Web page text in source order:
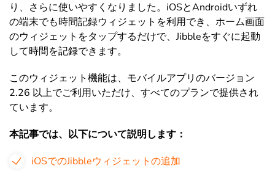
り、さらに使いやすくなりました。iOSとAndroidいずれ
の端末でも時間記録ウィジェットを利用でき、ホーム画面
のウィジェットをタップするだけで、Jibbleをすぐに起動
して時間を記録できます。
このウィジェット機能は、モバイルアプリのバージョン
2.26 以上でご利用いただけ、すべてのプランで提供され
ています。
本記事では、以下について説明します：
iOSでのJibbleウィジェットの追加